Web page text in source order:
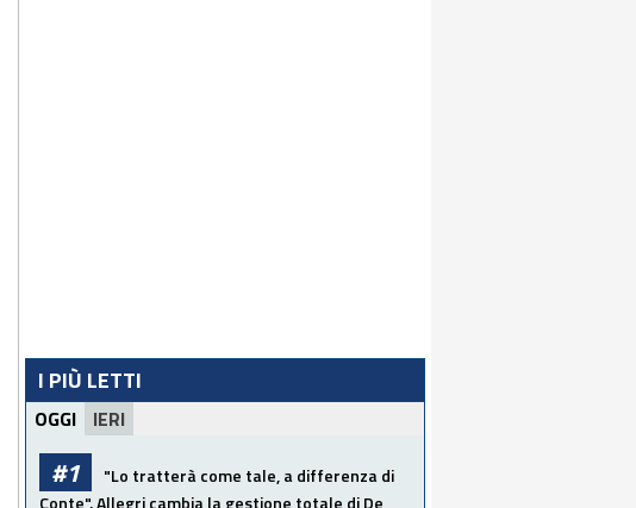
I PIÙ LETTI
OGGI IERI
#1
"Lo tratterà come tale, a differenza di
Conte". Allegri cambia la gestione totale di De